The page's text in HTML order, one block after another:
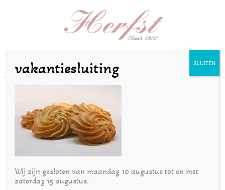
spritsringen
doorJoost|nov 22, 2016
vakantiesluiting
Wij zijn gesloten van maandag 10 augustus tot en met
zaterdag 15 augustus.
SLUITEN